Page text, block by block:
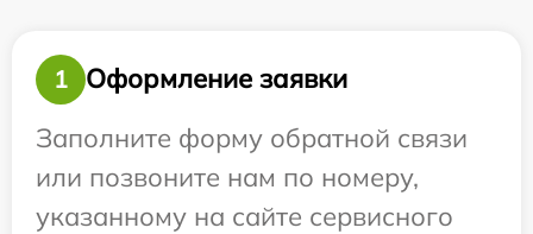
1
Оформление заявки
Заполните форму обратной связи
или позвоните нам по номеру,
указанному на сайте сервисного